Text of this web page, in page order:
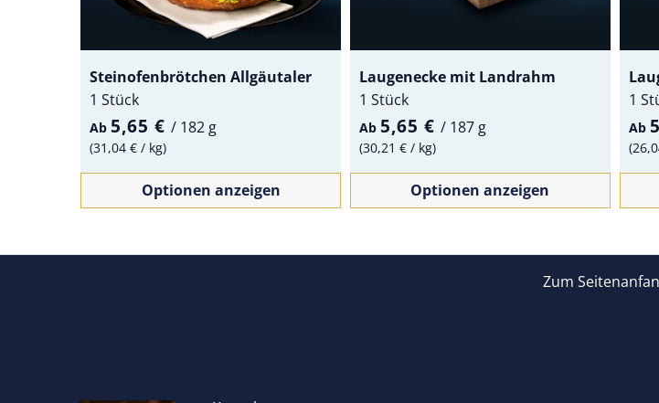
Steinofenbrötchen Allgäutaler
1 Stück
Ab 5,65 €/ 182 g
31,04 €/ kg
Optionen anzeigen
Laugenecke mit Landrahm
1 Stück
Ab 5,65 € / 187 g
30,21 € / kg
Optionen anzeigen
1
Ab
Zum